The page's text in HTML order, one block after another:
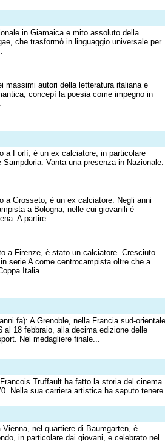
in Giamaica e mito assoluto della
che trasformò in linguaggio universale per
massimi autori della letteratura italiana e
concepì la poesia come impegno in
a Forlì, è un ex calciatore, in particolare
Vanta una presenza in Nazionale.
a Grosseto, è un ex calciatore. Negli anni
a Bologna, nelle cui giovanili è
A partire...
a Firenze, è stato un calciatore. Cresciuto
serie A come centrocampista oltre che a
Italia...
fa): A Grenoble, nella Francia sud-
18 febbraio, alla decima edizione delle
Nel medagliere finale...
Truffault ha fatto la storia del cinema
Nella sua carriera artistica ha saputo tenere
nel quartiere di Baumgarten, è
in particolare dai giovani, e celebrato nel